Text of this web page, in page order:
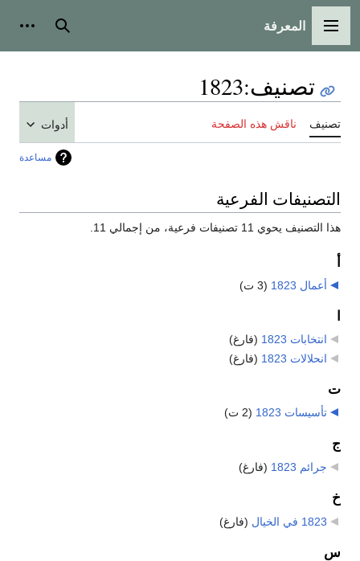
القائمة الرئيسية
المعرفة بحث
تصنيف:
1823
تصنيف ناقش هذه الصفحة أدوات
مساعدة
التصنيفات الفرعية
هذا التصنيف يحوي 11 تصنيفات فرعية، من إجمالي 11.
أعمال 1823 (3 ت)
انتخابات 1823
(فارغ)
انحلالات 1823
(فارغ)
ت
تأسيسات 1823 (2 ت)
ج
جرائم 1823 (فارغ)
خ
1823 في الخيال (فارغ)
س